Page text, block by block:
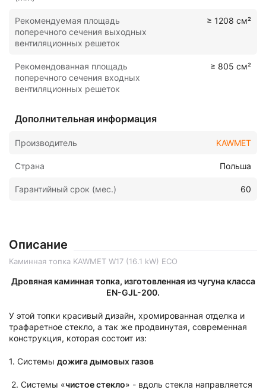
Рекомендуемая площадь
поперечного сечения выходных
вентиляционных решеток
≥ 1208 см²
Рекомендованная площадь
поперечного сечения входных
вентиляционных решеток
≥ 805 см²
Дополнительная информация
Производитель KAWMET
Страна Польша
Гарантийный срок (мес.) 60
Описание
Каминная топка KAWMET W17 (16.1 kW) EСO
Дровяная каминная топка, изготовленная из чугуна класса
EN-GJL-200.
У этой топки красивый дизайн, хромированная отделка и
трафаретное стекло, а так же продвинутая, современная
конструкция, которая состоит из:
1. Системы дожига дымовых газов
2. Системы «чистое стекло» - вдоль стекла направляется